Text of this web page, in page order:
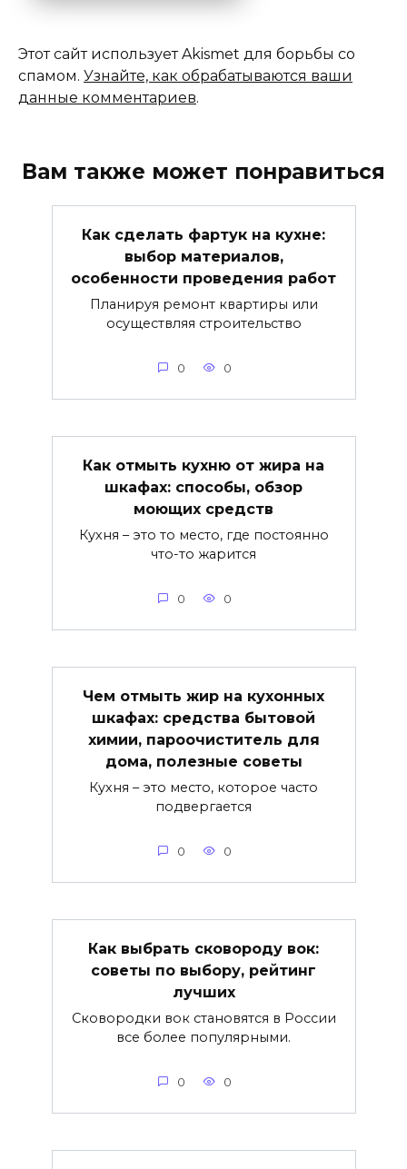
Этот сайт использует Akismet для борьбы со
спамом. Узнайте, как обрабатываются ваши
данные комментариев.
Вам также может понравиться
Как сделать фартук на кухне:
выбор материалов,
особенности проведения работ
Планируя ремонт квартиры или
осуществляя строительство
0 0
Как отмыть кухню от жира на
шкафах: способы, обзор
моющих средств
Кухня – это то место, где постоянно
что-то жарится
0 0
Чем отмыть жир на кухонных
шкафах: средства бытовой
химии, пароочиститель для
дома, полезные советы
Кухня – это место, которое часто
подвергается
0 0
Как выбрать сковороду вок:
советы по выбору, рейтинг
лучших
Сковородки вок становятся в России
все более популярными.
0 0